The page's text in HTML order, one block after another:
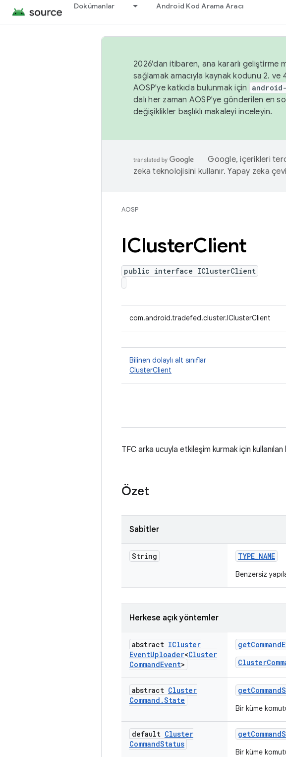
Dokümanlar Android Kod Arama Aracı
2026'dan itibaren, ana kararlı geliştirme
sağlamak amacıyla kaynak kodunu 2. ve
AOSP'ye katkıda bulunmak için
dalı her zaman AOSP'ye gönderilen en
değişiklikler başlıklı makaleyi inceleyin.
Google, içerikleri
zeka teknolojisini kullanır. Yapay zeka
AOSP
IClusterClient
public interface IClusterClient
com.android.tradefed.cluster.IClusterClient
Bilinen dolaylı alt sınıflar
ClusterClient
TFC arka ucuyla etkileşim kurmak için
Özet
Sabitler
String TYPE_NAME
Benzersiz
Herkese açık yöntemler
abstract ICluster
EventUploader<Cluster
CommandEvent>
getCommand
abstract Cluster
Command .State
getCommand
Bir küme
default Cluster
CommandStatus
getCommand
Bir küme